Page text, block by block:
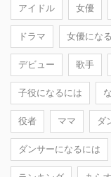
アイドル 女優
ドラマ 女優にな
デビュー 歌手
子役になるには
役者 ママ ダ
ダンサーになるには